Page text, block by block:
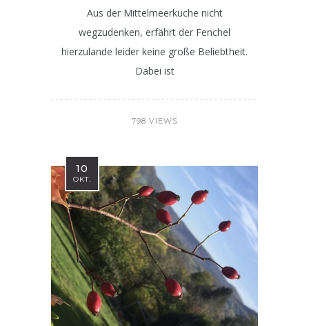
Aus der Mittelmeerküche nicht
wegzudenken, erfährt der Fenchel
hierzulande leider keine große Beliebtheit.
Dabei ist
798 VIEWS
10
OKT.